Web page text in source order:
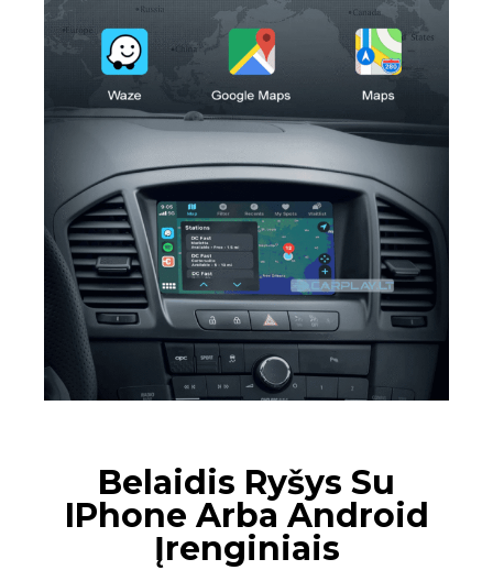
Belaidis Ryšys Su
IPhone Arba Android
Įrenginiais